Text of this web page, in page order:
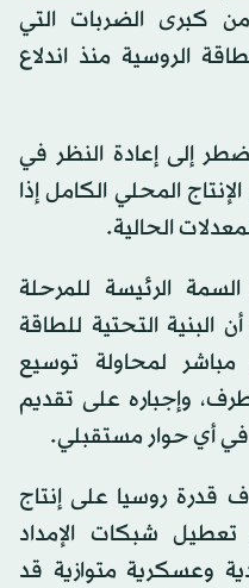
كبرى الضربات التي
الروسية منذ اندلاع
إلى إعادة النظر في
المحلي الكامل إذا
الحالية.
الرئيسة للمرحلة
البنية التحتية للطاقة
لمحاولة توسيع
وإجباره على تقديم
في أي حوار مستقبلي.
قدرة روسيا على إنتاج
شبكات الإمداد
وعسكرية متوازية قد